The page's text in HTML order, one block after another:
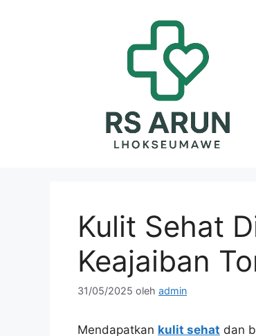
Kulit Sehat
Keajaiban
31/05/2025 oleh admin
Mendapatkan kulit sehat dan